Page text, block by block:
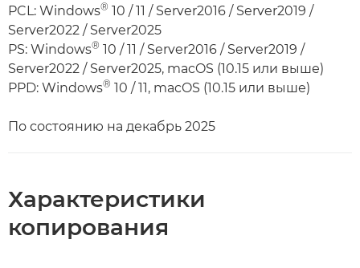
PCL: Windows® 10 / 11 / Server2016 / Server2019 /
Server2022 / Server2025
PS: Windows® 10 / 11 / Server2016 / Server2019 /
Server2022 / Server2025, macOS (10.15 или выше)
PPD: Windows® 10 / 11, macOS (10.15 или выше)
По состоянию на декабрь 2025
Характеристики
копирования